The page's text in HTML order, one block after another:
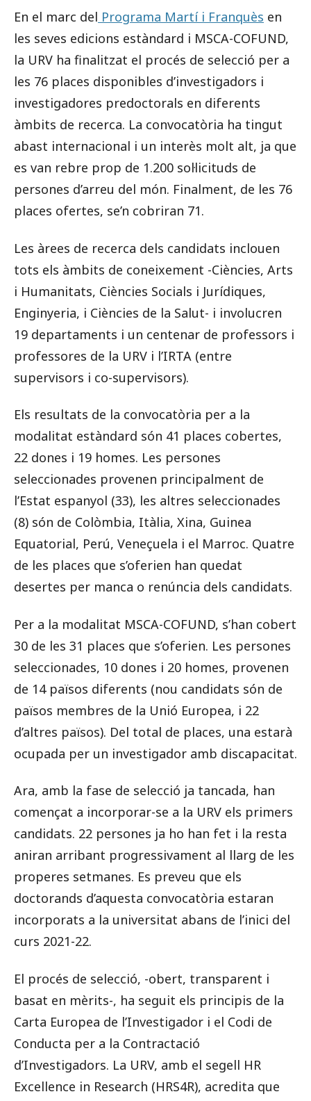
En el marc del Programa Martí i Franquès en
les seves edicions estàndard i MSCA-COFUND,
la URV ha finalitzat el procés de selecció per a
les 76 places disponibles d’investigadors i
investigadores predoctorals en diferents
àmbits de recerca. La convocatòria ha tingut
abast internacional i un interès molt alt, ja que
es van rebre prop de 1.200 sol·licituds de
persones d’arreu del món. Finalment, de les 76
places ofertes, se’n cobriran 71.
Les àrees de recerca dels candidats inclouen
tots els àmbits de coneixement -Ciències, Arts
i Humanitats, Ciències Socials i Jurídiques,
Enginyeria, i Ciències de la Salut- i involucren
19 departaments i un centenar de professors i
professores de la URV i l’IRTA (entre
supervisors i co-supervisors).
Els resultats de la convocatòria per a la
modalitat estàndard són 41 places cobertes,
22 dones i 19 homes. Les persones
seleccionades provenen principalment de
l’Estat espanyol (33), les altres seleccionades
(8) són de Colòmbia, Itàlia, Xina, Guinea
Equatorial, Perú, Veneçuela i el Marroc. Quatre
de les places que s’oferien han quedat
desertes per manca o renúncia dels candidats.
Per a la modalitat MSCA-COFUND, s’han cobert
30 de les 31 places que s’oferien. Les persones
seleccionades, 10 dones i 20 homes, provenen
de 14 països diferents (nou candidats són de
països membres de la Unió Europea, i 22
d’altres països). Del total de places, una estarà
ocupada per un investigador amb discapacitat.
Ara, amb la fase de selecció ja tancada, han
començat a incorporar-se a la URV els primers
candidats. 22 persones ja ho han fet i la resta
aniran arribant progressivament al llarg de les
properes setmanes. Es preveu que els
doctorands d’aquesta convocatòria estaran
incorporats a la universitat abans de l’inici del
curs 2021-22.
El procés de selecció, -obert, transparent i
basat en mèrits-, ha seguit els principis de la
Carta Europea de l’Investigador i el Codi de
Conducta per a la Contractació
d’Investigadors. La URV, amb el segell HR
Excellence in Research (HRS4R), acredita que